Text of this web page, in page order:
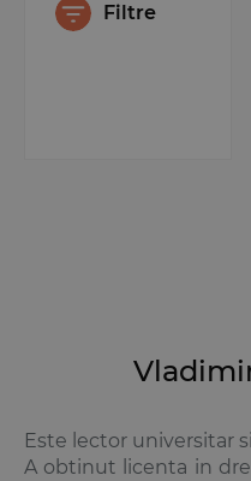
Filtre
Este lector universitar
A obtinut licenta in